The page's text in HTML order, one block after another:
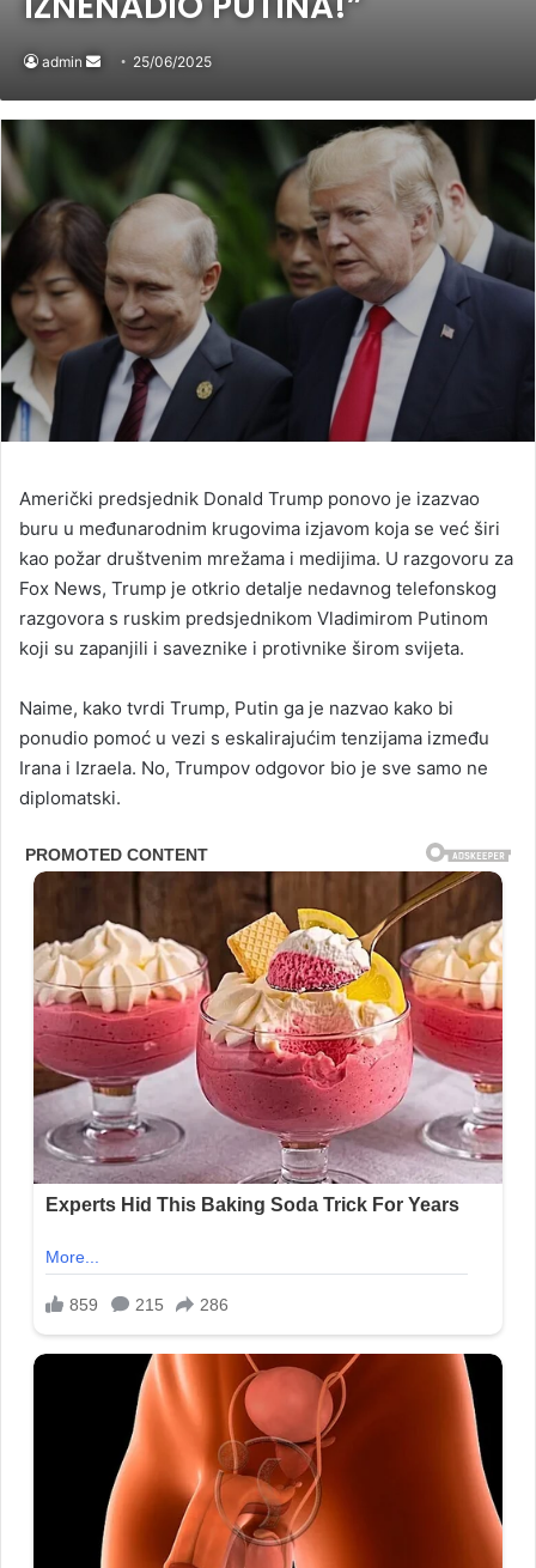
admin
Send
email
25/06/2025
Američki predsjednik Donald Trump ponovo je izazvao
buru u međunarodnim krugovima izjavom koja se već širi
kao požar društvenim mrežama i medijima. U razgovoru za
Fox News, Trump je otkrio detalje nedavnog telefonskog
razgovora s ruskim predsjednikom Vladimirom Putinom
koji su zapanjili i saveznike i protivnike širom svijeta.
Naime, kako tvrdi Trump, Putin ga je nazvao kako bi
ponudio pomoć u vezi s eskalirajućim tenzijama između
Irana i Izraela. No, Trumpov odgovor bio je sve samo ne
diplomatski.